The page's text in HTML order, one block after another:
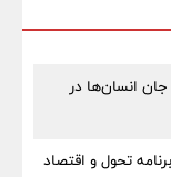
انسان‌ها در
تحول و اقتصاد